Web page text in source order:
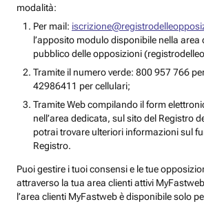
modalità:
Per mail:
l’apposito modulo disponibile nella area
pubblico delle opposizioni
Tramite il numero verde: 800 957 766
42986411 per cellulari;
Tramite Web compilando il form
nell’area dedicata, sul sito del Registro
potrai trovare ulteriori informazioni sul
Registro.
Puoi gestire i tuoi consensi e le tue
attraverso la tua area clienti attivi
l’area clienti MyFastweb è disponibile solo